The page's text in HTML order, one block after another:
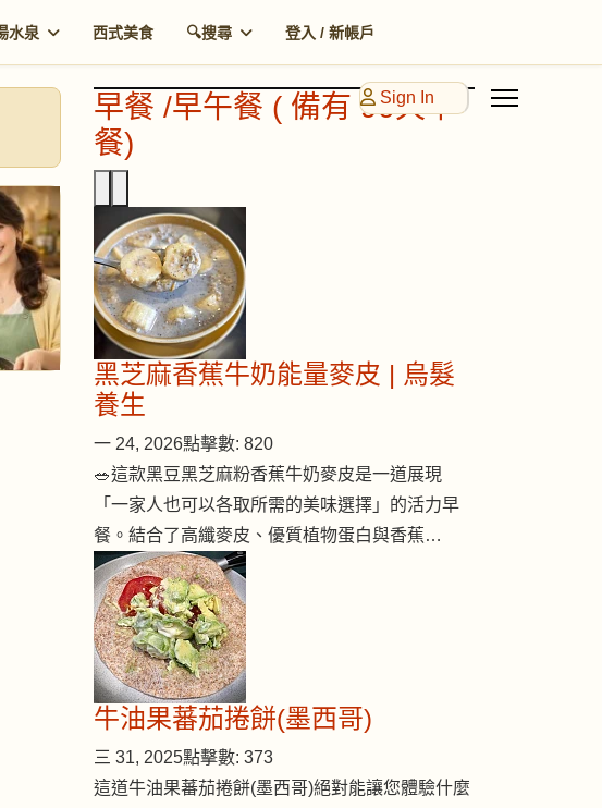
水泉 西式美食 🔍搜尋 登入 / 新帳戶
Sign In
早餐 /早午餐 ( 備有 90天早
餐)
黑芝麻香蕉牛奶能量麥皮 | 烏髮
養生
一 24, 2026點擊數: 820
🥗這款黑豆黑芝麻粉香蕉牛奶麥皮是一道展現
「一家人也可以各取所需的美味選擇」的活力早
餐。結合了高纖麥皮、優質植物蛋白與香蕉…
牛油果蕃茄捲餅(墨西哥)
三 31, 2025點擊數: 373
這道牛油果蕃茄捲餅(墨西哥)絕對能讓您體驗什麼